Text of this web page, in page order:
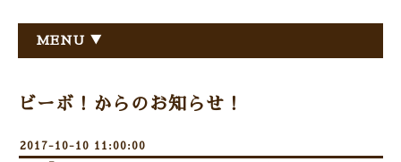
MENU ▼
ビーボ！からのお知らせ！
2017-10-10 11:00:00